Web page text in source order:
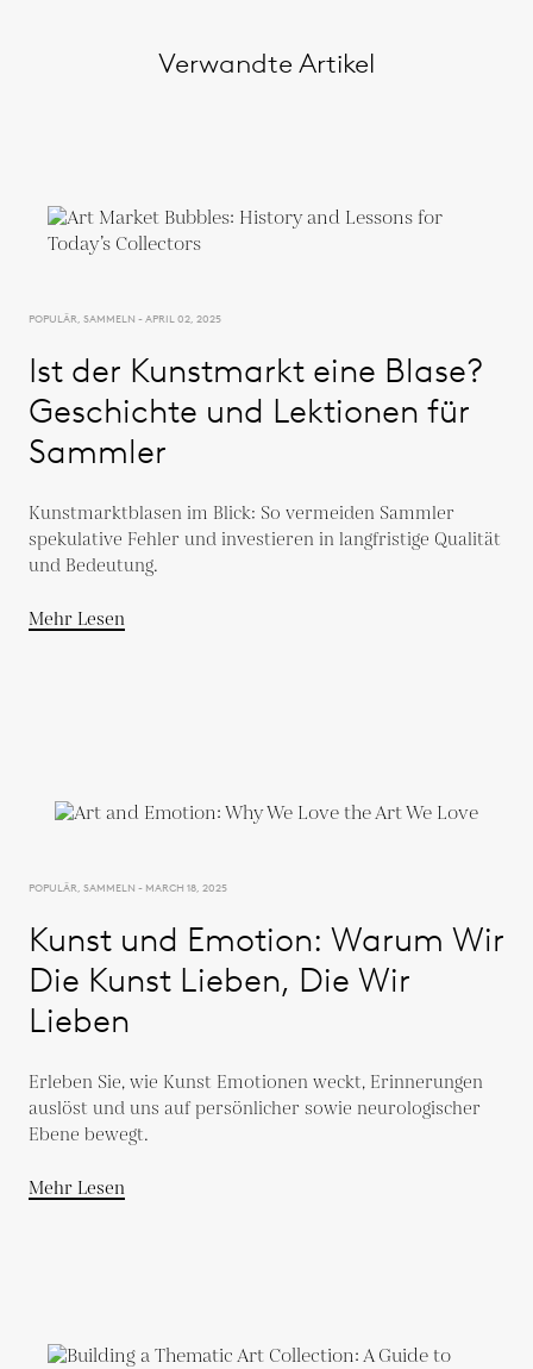
Verwandte Artikel
POPULÄR, SAMMELN - APRIL 02, 2025
Ist der Kunstmarkt eine Blase?
Geschichte und Lektionen für
Sammler
Kunstmarktblasen im Blick: So vermeiden Sammler
spekulative Fehler und investieren in langfristige Qualität
und Bedeutung.
Mehr Lesen
POPULÄR, SAMMELN - MARCH 18, 2025
Kunst und Emotion: Warum Wir
Die Kunst Lieben, Die Wir
Lieben
Erleben Sie, wie Kunst Emotionen weckt, Erinnerungen
auslöst und uns auf persönlicher sowie neurologischer
Ebene bewegt.
Mehr Lesen